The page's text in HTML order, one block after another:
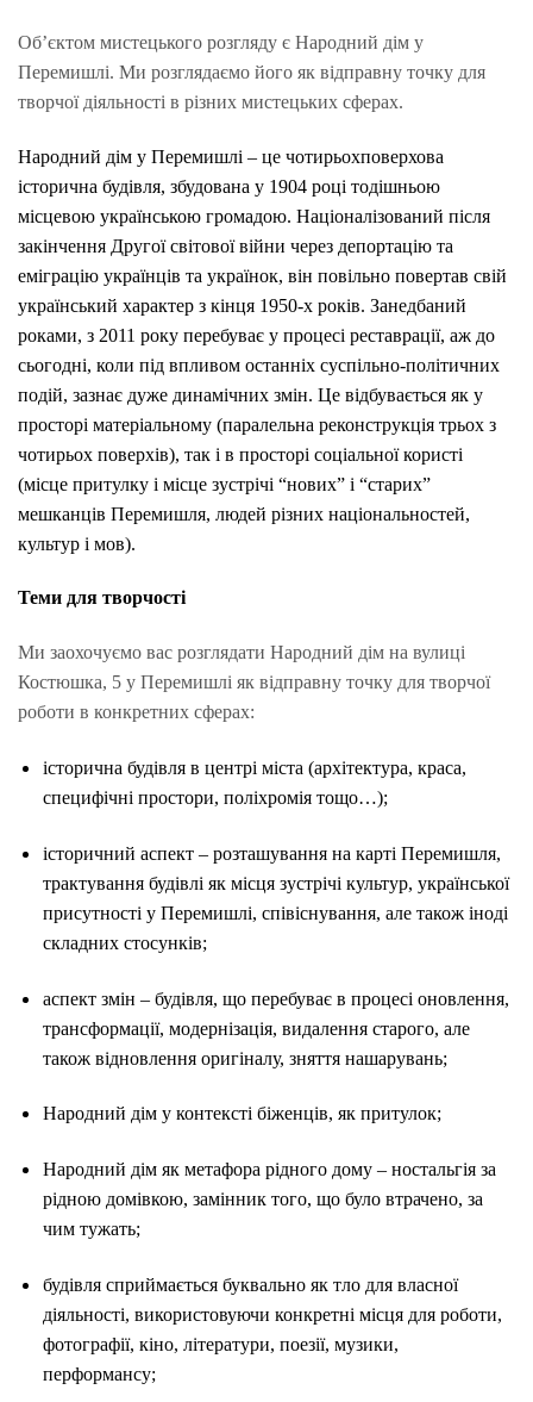
Об’єктом мистецького розгляду є Народний дім у
Перемишлі. Ми розглядаємо його як відправну точку для
творчої діяльності в різних мистецьких сферах.
Народний дім у Перемишлі – це чотирьохповерхова
історична будівля, збудована у 1904 році тодішньою
місцевою українською громадою. Націоналізований після
закінчення Другої світової війни через депортацію та
еміграцію українців та українок, він повільно повертав свій
український характер з кінця 1950-х років. Занедбаний
роками, з 2011 року перебуває у процесі реставрації, аж до
сьогодні, коли під впливом останніх суспільно-політичних
подій, зазнає дуже динамічних змін. Це відбувається як у
просторі матеріальному (паралельна реконструкція трьох з
чотирьох поверхів), так і в просторі соціальної користі
(місце притулку і місце зустрічі “нових” і “старих”
мешканців Перемишля, людей різних національностей,
культур і мов).
Теми для творчості
Ми заохочуємо вас розглядати Народний дім на вулиці
Костюшка, 5 у Перемишлі як відправну точку для творчої
роботи в конкретних сферах:
історична будівля в центрі міста (архітектура, краса,
специфічні простори, поліхромія тощо…);
історичний аспект – розташування на карті Перемишля,
трактування будівлі як місця зустрічі культур, української
присутності у Перемишлі, співіснування, але також іноді
складних стосунків;
аспект змін – будівля, що перебуває в процесі оновлення,
трансформації, модернізація, видалення старого, але
також відновлення оригіналу, зняття нашарувань;
Народний дім у контексті біженців, як притулок;
Народний дім як метафора рідного дому – ностальгія за
рідною домівкою, замінник того, що було втрачено, за
чим тужать;
будівля сприймається буквально як тло для власної
діяльності, використовуючи конкретні місця для роботи,
фотографії, кіно, літератури, поезії, музики,
перформансу;